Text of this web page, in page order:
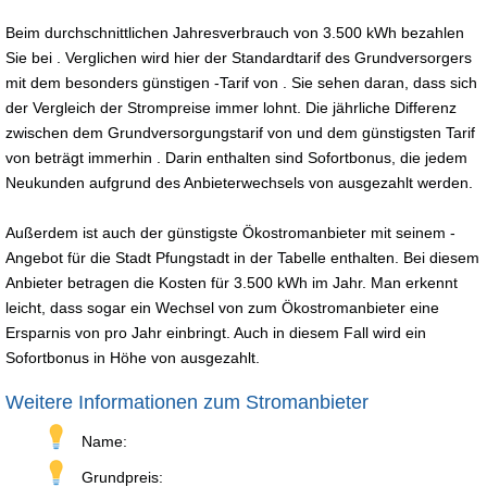
Beim durchschnittlichen Jahresverbrauch von 3.500 kWh bezahlen
Sie bei . Verglichen wird hier der Standardtarif des Grundversorgers
mit dem besonders günstigen -Tarif von . Sie sehen daran, dass sich
der Vergleich der Strompreise immer lohnt. Die jährliche Differenz
zwischen dem Grundversorgungstarif von und dem günstigsten Tarif
von beträgt immerhin . Darin enthalten sind Sofortbonus, die jedem
Neukunden aufgrund des Anbieterwechsels von ausgezahlt werden.
Außerdem ist auch der günstigste Ökostromanbieter mit seinem -
Angebot für die Stadt Pfungstadt in der Tabelle enthalten. Bei diesem
Anbieter betragen die Kosten für 3.500 kWh im Jahr. Man erkennt
leicht, dass sogar ein Wechsel von zum Ökostromanbieter eine
Ersparnis von pro Jahr einbringt. Auch in diesem Fall wird ein
Sofortbonus in Höhe von ausgezahlt.
Weitere Informationen zum Stromanbieter
Name:
Grundpreis: